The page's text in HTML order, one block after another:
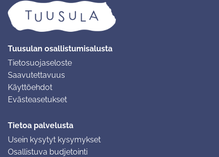
Tuusulan osallistumisalusta
Tietosuojaseloste
Saavutettavuus
Käyttöehdot
Evästeasetukset
Tietoa palvelusta
Usein kysytyt kysymykset
Osallistuva budjetointi